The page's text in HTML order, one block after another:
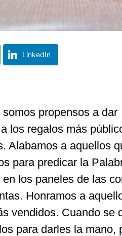
LinkedIn
propensos a dar
a los regalos más
Alabamos a aquellos
para predicar la
los paneles de las
Honramos a
vendidos. Cuando se
para darles la mano,